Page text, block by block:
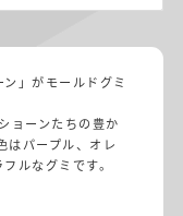
」がモールドグミ
ョーンたちの豊か
はパープル、オレ
ルなグミです。